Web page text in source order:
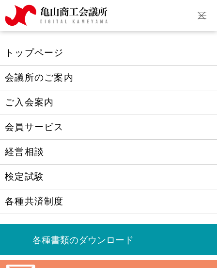
トップページ
会議所のご案内
ご入会案内
会員サービス
経営相談
検定試験
各種共済制度
各種書類のダウンロード